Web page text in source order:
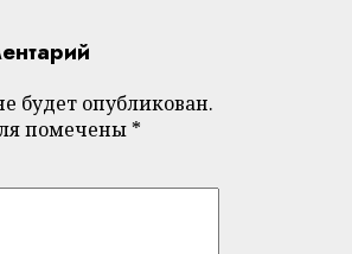
будет опубликован.
помечены *